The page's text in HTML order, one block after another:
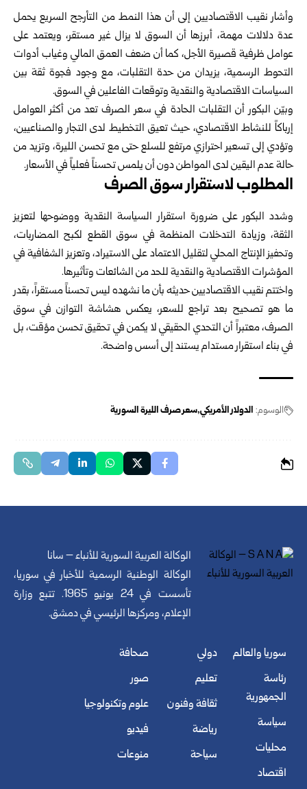
وأشار نقيب الاقتصاديين إلى أن هذا النمط من التأرجح السريع يحمل
عدة دلالات مهمة، أبرزها أن السوق لا يزال غير مستقر، ويعتمد على
عوامل ظرفية قصيرة الأجل، كما أن ضعف العمق المالي وغياب أدوات
التحوط الرسمية، يزيدان من حدة التقلبات، مع وجود فجوة ثقة بين
السياسات الاقتصادية والنقدية وتوقعات الفاعلين في السوق.
وبيّن البكورأن التقلبات الحادة في سعر الصرف تعد من أكثر العوامل
إرباكاً للنشاط الاقتصادي، حيث تعيق التخطيط لدى التجار والصناعيين،
وتؤدي إلى تسعير احترازي مرتفع للسلع حتى مع تحسن الليرة، وتزيد من
حالة عدم اليقين لدى المواطن دون أن يلمس تحسناً فعلياً في الأسعار.
المطلوب لاستقرار سوق الصرف
وشدد البكور على ضرورة استقرار السياسة النقدية ووضوحها لتعزيز
الثقة، وزيادة التدخلات المنظمة في سوق القطع لكبح المضاربات،
وتحفيز الإنتاج المحلي لتقليل الاعتماد على الاستيراد، وتعزيز الشفافية في
المؤشرات الاقتصادية والنقدية للحد من الشائعات وتأثيرها.
واختتم نقيب الاقتصاديين حديثه بأن ما نشهده ليس تحسناً مستقراً، بقدر
ما هو تصحيح بعد تراجع للسعر، يعكس هشاشة التوازن في سوق
الصرف، معتبراً أن التحدي الحقيقي لا يكمن في تحقيق تحسن مؤقت، بل
في بناء استقرار مستدام يستند إلى أسس واضحة.
الوسوم: الدولار الأمريكي سعر صرف الليرة السورية
الوكالة العربية السورية للأنباء – سانا
الوكالة الوطنية الرسمية للأخبار في سوريا،
تأسست في 24 يونيو 1965. تتبع وزارة
الإعلام، ومركزها الرئيسي في دمشق.
سوريا والعالم
رئاسة
الجمهورية
سياسة
محليات
اقتصاد
دولي
تعليم
ثقافة وفنون
رياضة
سياحة
صحافة
صور
علوم وتكنولوجيا
فيديو
منوعات